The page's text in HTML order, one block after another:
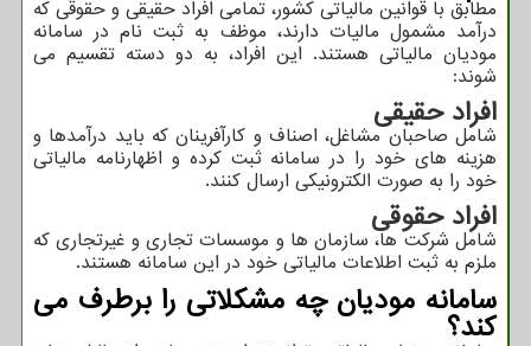
مطابق با قوانین مالیاتی کشور، تمامی افراد حقیقی و حقوقی که
درآمد مشمول مالیات دارند، موظف به ثبت ‌نام در سامانه
مودیان مالیاتی هستند. این افراد، به دو دسته تقسیم می
‌شوند:
افراد حقیقی
شامل صاحبان مشاغل، اصناف و کارآفرینان که باید درآمدها و
هزینه ‌های خود را در سامانه ثبت کرده و اظهارنامه مالیاتی
خود را به صورت الکترونیکی ارسال کنند.
افراد حقوقی
شامل شرکت‌ ها، سازمان ‌ها و موسسات تجاری و غیرتجاری که
ملزم به ثبت اطلاعات مالیاتی خود در این سامانه هستند.
سامانه مودیان چه مشکلاتی را برطرف می
کند؟